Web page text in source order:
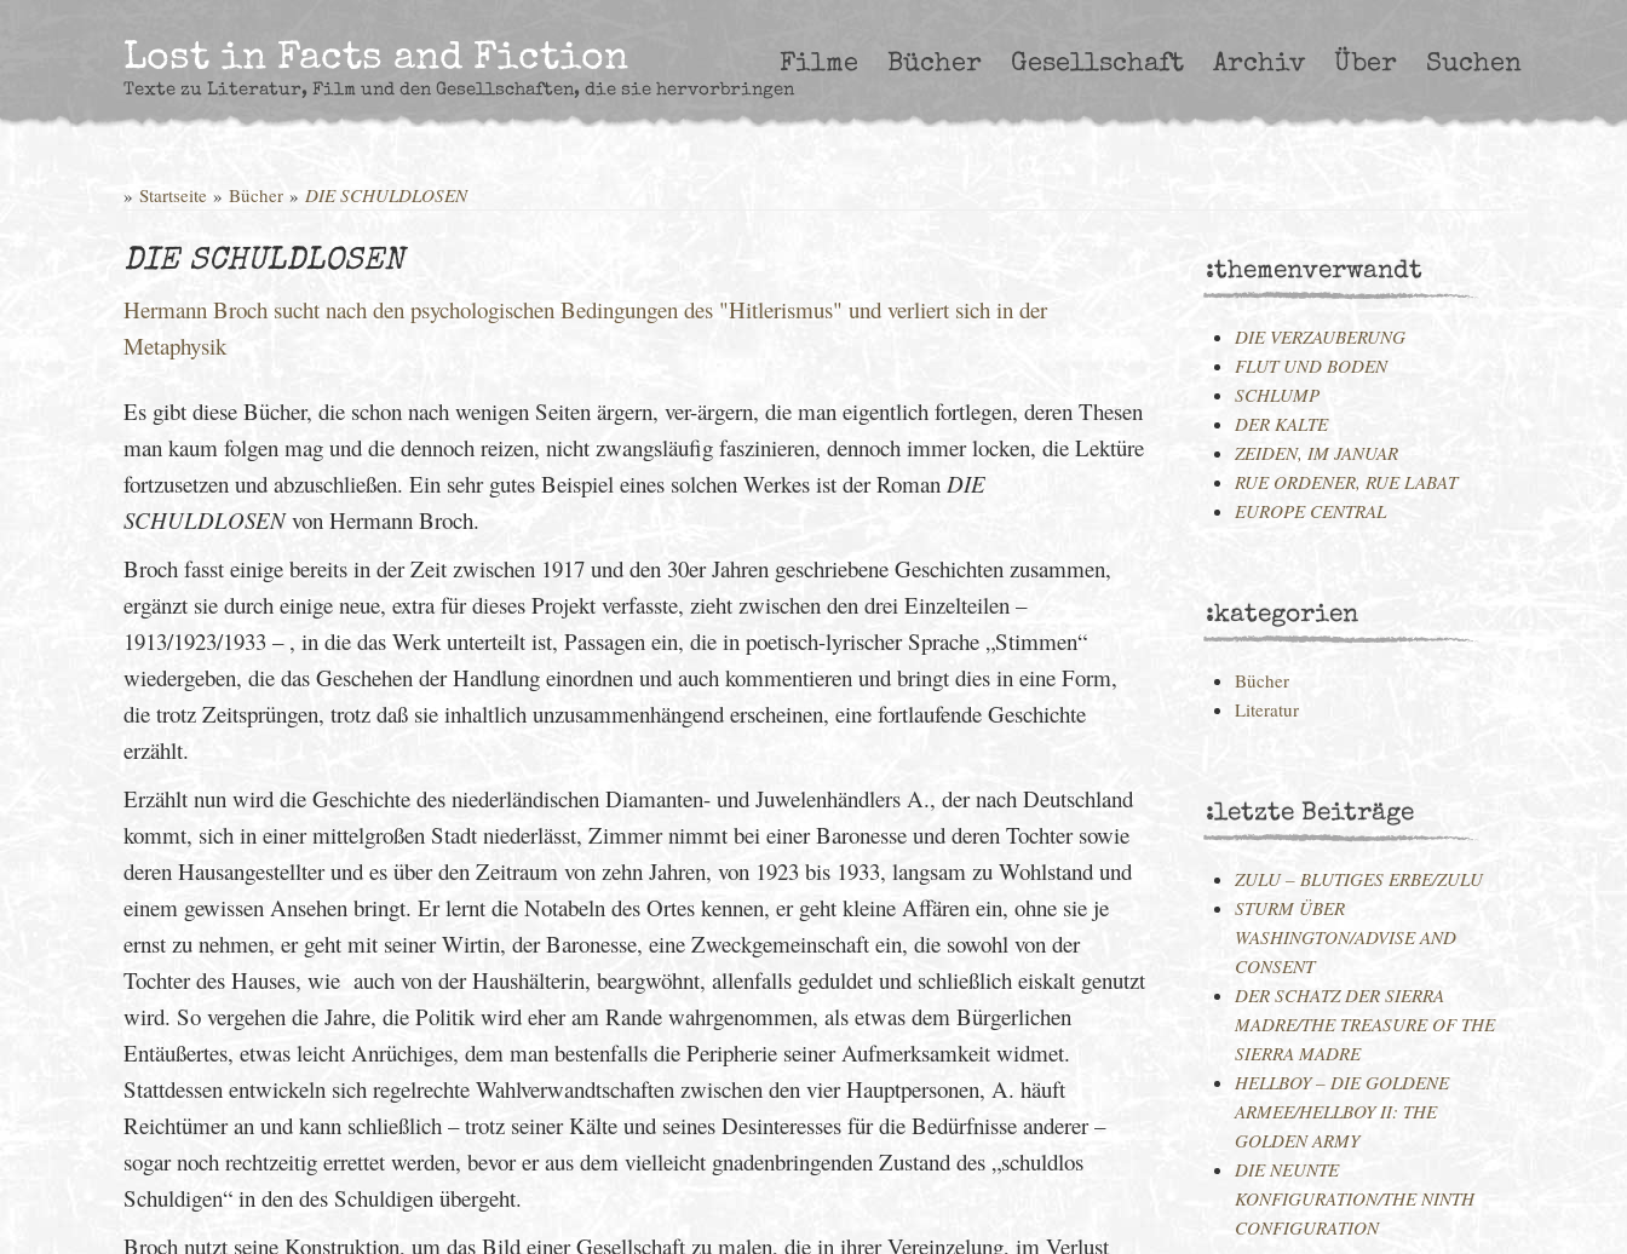
Lost in Facts and Fiction
Texte zu Literatur, Film und den Gesellschaften, die sie hervorbringen
Filme Bücher Gesellschaft Archiv Über Suchen
» Startseite » Bücher » DIE SCHULDLOSEN
DIE SCHULDLOSEN
Hermann Broch sucht nach den psychologischen Bedingungen des "Hitlerismus" und verliert sich in der
Metaphysik
Es gibt diese Bücher, die schon nach wenigen Seiten ärgern, ver-ärgern, die man eigentlich fortlegen, deren Thesen
man kaum folgen mag und die dennoch reizen, nicht zwangsläufig faszinieren, dennoch immer locken, die Lektüre
fortzusetzen und abzuschließen. Ein sehr gutes Beispiel eines solchen Werkes ist der Roman DIE
SCHULDLOSENvon Hermann Broch.
Broch fasst einige bereits in der Zeit zwischen 1917 und den 30er Jahren geschriebene Geschichten zusammen,
ergänzt sie durch einige neue, extra für dieses Projekt verfasste, zieht zwischen den drei Einzelteilen –
1913/1923/1933 – , in die das Werk unterteilt ist, Passagen ein, die in poetisch-lyrischer Sprache „Stimmen“
wiedergeben, die das Geschehen der Handlung einordnen und auch kommentieren und bringt dies in eine Form,
die trotz Zeitsprüngen, trotz daß sie inhaltlich unzusammenhängend erscheinen, eine fortlaufende Geschichte
erzählt.
Erzählt nun wird die Geschichte des niederländischen Diamanten- und Juwelenhändlers A., der nach Deutschland
kommt, sich in einer mittelgroßen Stadt niederlässt, Zimmer nimmt bei einer Baronesse und deren Tochter sowie
deren Hausangestellter und es über den Zeitraum von zehn Jahren, von 1923 bis 1933, langsam zu Wohlstand und
einem gewissen Ansehen bringt. Er lernt die Notabeln des Ortes kennen, er geht kleine Affären ein, ohne sie je
ernst zu nehmen, er geht mit seiner Wirtin, der Baronesse, eine Zweckgemeinschaft ein, die sowohl von der
Tochter des Hauses, wie auch von der Haushälterin, beargwöhnt, allenfalls geduldet und schließlich eiskalt genutzt
wird. So vergehen die Jahre, die Politik wird eher am Rande wahrgenommen, als etwas dem Bürgerlichen
Entäußertes, etwas leicht Anrüchiges, dem man bestenfalls die Peripherie seiner Aufmerksamkeit widmet.
Stattdessen entwickeln sich regelrechte Wahlverwandtschaften zwischen den vier Hauptpersonen, A. häuft
Reichtümer an und kann schließlich – trotz seiner Kälte und seines Desinteresses für die Bedürfnisse anderer –
sogar noch rechtzeitig errettet werden, bevor er aus dem vielleicht gnadenbringenden Zustand des „schuldlos
Schuldigen“ in den des Schuldigen übergeht.
Broch nutzt seine Konstruktion, um das Bild einer Gesellschaft zu malen, die in ihrer Vereinzelung, im Verlust
:themenverwandt
DIE VERZAUBERUNG
FLUT UND BODEN
SCHLUMP
DER KALTE
ZEIDEN, IM JANUAR
RUE ORDENER, RUE LABAT
EUROPE CENTRAL
:kategorien
Bücher
Literatur
:letzte Beiträge
ZULU – BLUTIGES ERBE/ZULU
STURM ÜBER
WASHINGTON/ADVISE AND
CONSENT
DER SCHATZ DER SIERRA
MADRE/THE TREASURE OF THE
SIERRA MADRE
HELLBOY – DIE GOLDENE
ARMEE/HELLBOY II: THE
GOLDEN ARMY
DIE NEUNTE
KONFIGURATION/THE NINTH
CONFIGURATION